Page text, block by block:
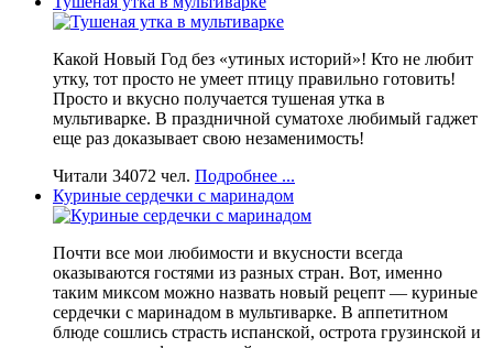
Какой Новый Год без «утиных историй»! Кто не любит
утку, тот просто не умеет птицу правильно готовить!
Просто и вкусно получается тушеная утка в
мультиварке. В праздничной суматохе любимый гаджет
еще раз доказывает свою незаменимость!
Читали 34072 чел. Подробнее ...
Куриные сердечки с маринадом
Почти все мои любимости и вкусности всегда
оказываются гостями из разных стран. Вот, именно
таким миксом можно назвать новый рецепт — куриные
сердечки с маринадом в мультиварке. В аппетитном
блюде сошлись страсть испанской, острота грузинской и